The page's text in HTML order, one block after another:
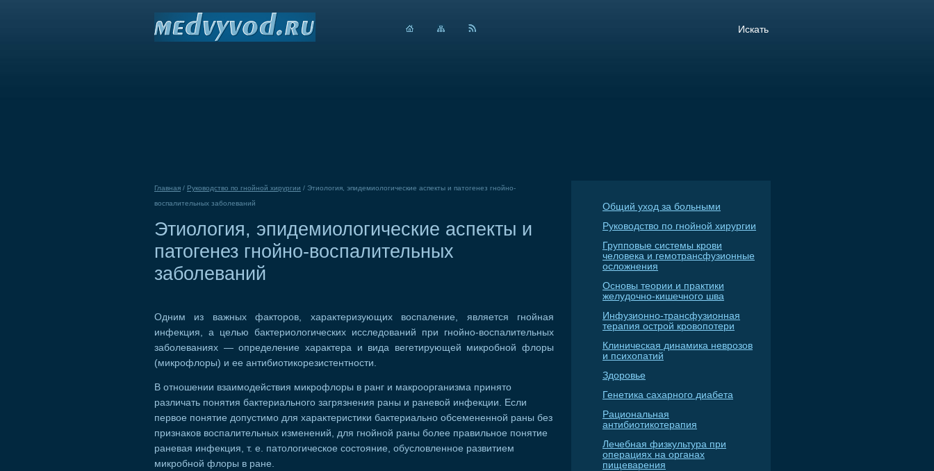
Главная / Руководство по гнойной хирургии / Этиология, эпидемиологические аспекты и патогенез гнойно-
воспалительных заболеваний
Этиология, эпидемиологические аспекты и
патогенез гнойно-воспалительных
заболеваний
Одним из важных факторов, характеризующих воспаление, является гнойная
инфекция, а целью бактериологических исследований при гнойно-воспалительных
заболеваниях — определение характера и вида вегетирующей микробной флоры
(микрофлоры) и ее антибиотикорезистентности.
В отношении взаимодействия микрофлоры в ранг и макроорганизма принято
различать понятия бактериального загрязнения раны и раневой инфекции. Если
первое понятие допустимо для характеристики бактериально обсемененной раны без
признаков воспалительных изменений, для гнойной раны более правильное понятие
раневая инфекция, т. е. патологическое состояние, обусловленное развитием
микробной флоры в ране.
Общий уход за больными
Руководство по гнойной хирургии
Групповые системы крови
человека и гемотрансфузионные
осложнения
Основы теории и практики
желудочно-кишечного шва
Инфузионно-трансфузионная
терапия острой кровопотери
Клиническая динамика неврозов
и психопатий
Здоровье
Генетика сахарного диабета
Рациональная
антибиотикотерапия
Лечебная физкультура при
операциях на органах
пищеварения